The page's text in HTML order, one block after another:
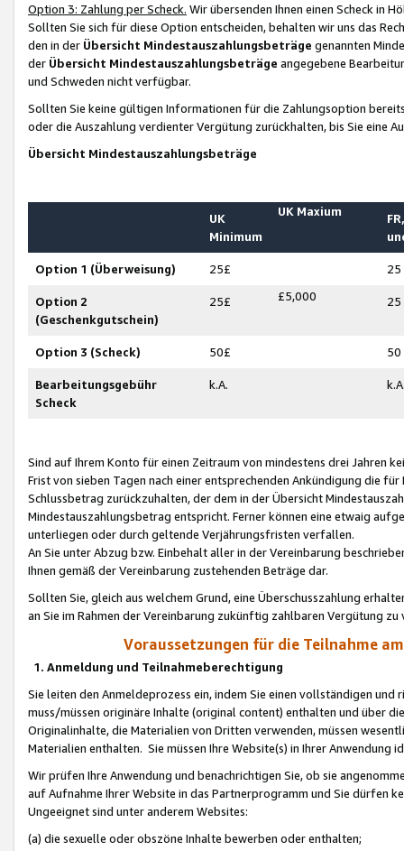
Option 3: Zahlung per Scheck. Wir übersenden Ihnen einen Scheck in
Sollten Sie sich für diese Option entscheiden, behalten wir uns das
den in der Übersicht Mindestauszahlungsbeträge genannten
der Übersicht Mindestauszahlungsbeträge angegebene
und Schweden nicht verfügbar.
Sollten Sie keine gültigen Informationen für die Zahlungsoption
oder die Auszahlung verdienter Vergütung zurückhalten, bis Sie
Übersicht Mindestauszahlungsbeträge
UK
Minimum
UK Maxium
Option 1 (Überweisung) 25£ 25
Option 2
(Geschenkgutschein)
25£ £5,000 25
Option 3 (Scheck) 50£ 50
Bearbeitungsgebühr
Scheck
k.A.
Sind auf Ihrem Konto für einen Zeitraum von mindestens drei Jahren
Frist von sieben Tagen nach einer entsprechenden Ankündigung die
Schlussbetrag zurückzuhalten, der dem in der Übersicht
Mindestauszahlungsbetrag entspricht. Ferner können eine etwaig
unterliegen oder durch geltende Verjährungsfristen verfallen.
An Sie unter Abzug bzw. Einbehalt aller in der Vereinbarung
Ihnen gemäß der Vereinbarung zustehenden Beträge dar.
Sollten Sie, gleich aus welchem Grund, eine Überschusszahlung
an Sie im Rahmen der Vereinbarung zukünftig zahlbaren Vergütung zu
Voraussetzungen für die Teilnahme
1. Anmeldung und Teilnahmeberechtigung
Sie leiten den Anmeldeprozess ein, indem Sie einen vollständigen
muss/müssen originäre Inhalte (original content) enthalten und über
Originalinhalte, die Materialien von Dritten verwenden, müssen
Materialien enthalten. Sie müssen Ihre Website(s) in Ihrer Anwendung
Wir prüfen Ihre Anwendung und benachrichtigen Sie, ob sie
auf Aufnahme Ihrer Website in das Partnerprogramm und Sie dürfen
Ungeeignet sind unter anderem Websites:
(a) die sexuelle oder obszöne Inhalte bewerben oder enthalten;